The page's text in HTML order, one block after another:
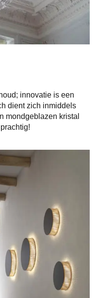
innovatie is een
dient zich inmiddels
mondgeblazen kristal